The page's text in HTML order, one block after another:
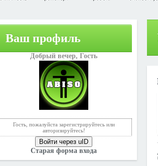
Ваш профиль
Добрый вечер, Гость
Гость, пожалуйста зарегистрируйтесь или
авторизируйтесь!
Войти через uID
Старая форма входа